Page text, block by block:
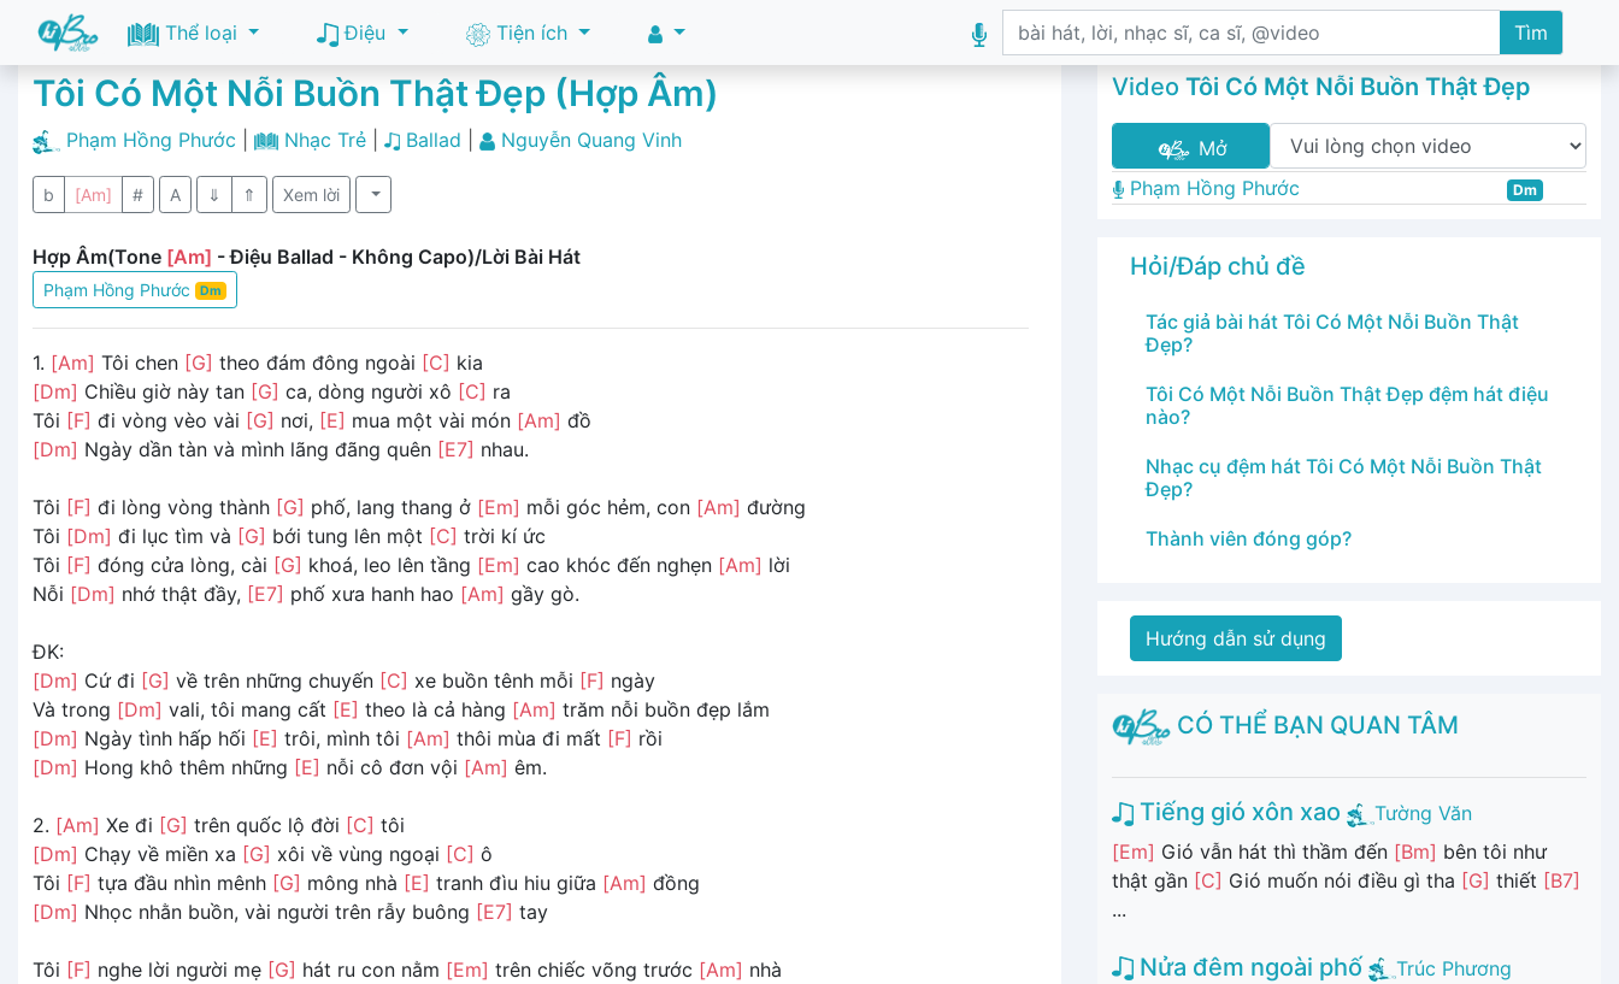
Thể loại Điệu Tiện ích Tìm
Tôi Có Một Nỗi Buồn Thật Đẹp (Hợp Âm)
Phạm Hồng Phước Nhạc Trẻ| Ballad Nguyễn Quang Vinh
b [Am] # A ⇓ ⇑ Xem lời
Hợp Âm(Tone [Am] - Điệu Ballad - Không Capo)/Lời Bài Hát
Phạm Hồng Phước Dm
1. [Am] Tôi chen [G] theo đám đông ngoài [C] kia
[Dm] Chiều giờ này tan [G] ca, dòng người xô [C] ra
Tôi [F] đi vòng vèo vài [G] nơi, [E] mua một vài món [Am] đồ
[Dm] Ngày dần tàn và mình lãng đãng quên [E7] nhau.
Tôi [F] đi lòng vòng thành [G] phố, lang thang ở [Em] mỗi góc hẻm, con [Am] đường
Tôi [Dm] đi lục tìm và [G] bới tung lên một [C] trời kí ức
Tôi [F] đóng cửa lòng, cài [G] khoá, leo lên tầng [Em] cao khóc đến nghẹn [Am] lời
Nỗi [Dm] nhớ thật đầy, [E7] phố xưa hanh hao [Am] gầy gò.
ĐK:
[Dm] Cứ đi [G] về trên những chuyến [C] xe buồn tênh mỗi [F] ngày
Và trong [Dm] vali, tôi mang cất [E] theo là cả hàng [Am] trăm nỗi buồn đẹp lắm
[Dm] Ngày tình hấp hối [E] trôi, mình tôi [Am] thôi mùa đi mất [F] rồi
[Dm] Hong khô thêm những [E] nỗi cô đơn vội [Am] êm.
2. [Am] Xe đi [G] trên quốc lộ đời [C] tôi
[Dm] Chạy về miền xa [G] xôi về vùng ngoại [C] ô
Tôi [F] tựa đầu nhìn mênh [G] mông nhà [E] tranh đìu hiu giữa [Am] đồng
[Dm] Nhọc nhằn buồn, vài người trên rẫy buông [E7] tay
Tôi [F] nghe lời người mẹ [G] hát ru con nằm [Em] trên chiếc võng trước [Am] nhà
Video Tôi Có Một Nỗi Buồn Thật Đẹp
Mở
Phạm Hồng Phước
Dm
Hỏi/Đáp chủ đề
Tác giả bài hát Tôi Có Một Nỗi Buồn Thật
Đẹp?
Tôi Có Một Nỗi Buồn Thật Đẹp đệm hát điệu
nào?
Nhạc cụ đệm hát Tôi Có Một Nỗi Buồn Thật
Đẹp?
Thành viên đóng góp?
Hướng dẫn sử dụng
CÓ THỂ BẠN QUAN TÂM
Tiếng gió xôn xao
Tường Văn
[Em] Gió vẫn hát thì thầm đến [Bm] bên tôi như
thật gần [C] Gió muốn nói điều gì tha [G] thiết [B7]
...
Nửa đêm ngoài phố
Trúc Phương